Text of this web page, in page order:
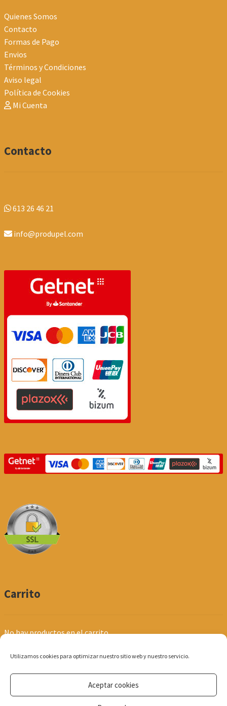
Utilizamos cookies para optimizar nuestro sitio web y nuestro servicio.
Aceptar cookies
Quienes Somos
Contacto
Formas de Pago
Envios
Términos y Condiciones
Aviso legal
Política de Cookies
Mi Cuenta
Contacto
613 26 46 21
info@produpel.com
Carrito
No hay productos en el carrito.
© Produpel | Productos de Peluquería y Estética 2026